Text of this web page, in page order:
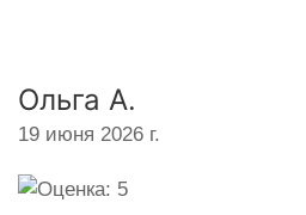
Ольга А.
19 июня 2026 г.